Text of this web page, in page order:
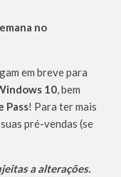
no
em breve para
10, bem
Pass! Para ter mais
pré-vendas (se
a alterações.